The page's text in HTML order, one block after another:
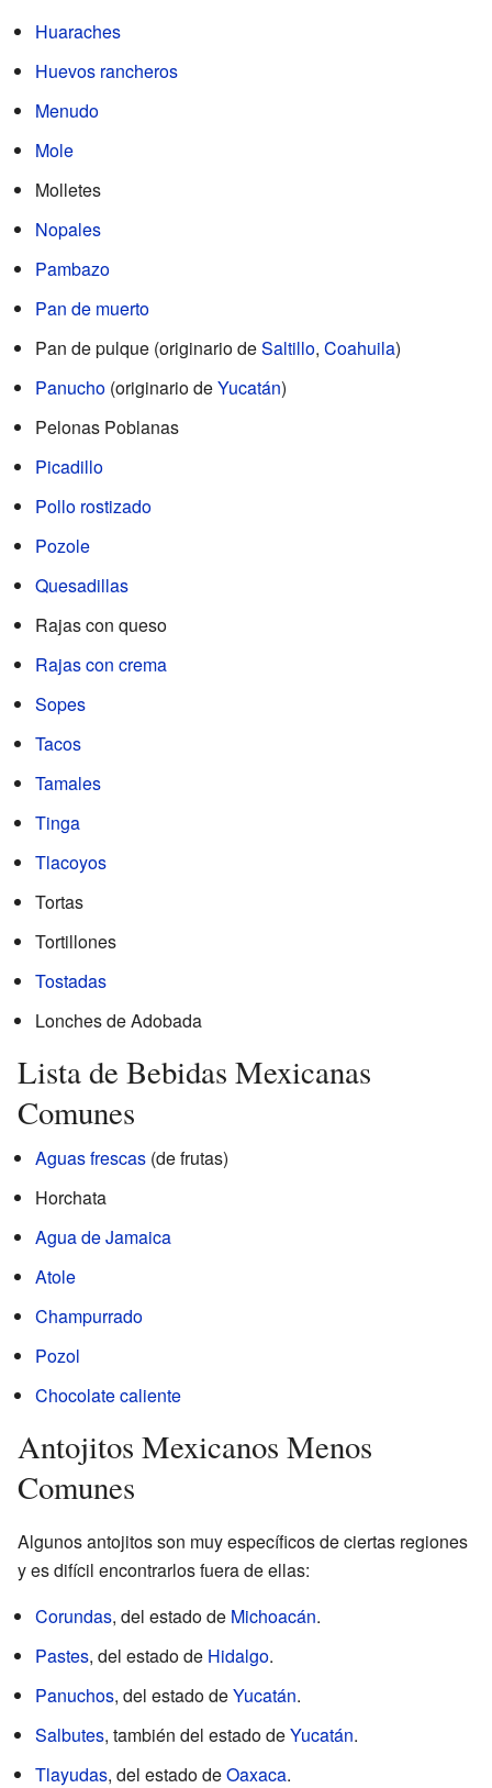
Huaraches
Huevos rancheros
Menudo
Mole
Molletes
Nopales
Pambazo
Pan de muerto
Pan de pulque (originario deSaltillo, Coahuila)
Panucho (originario deYucatán)
Pelonas Poblanas
Picadillo
Pollo rostizado
Pozole
Quesadillas
Rajas con queso
Rajas con crema
Sopes
Tacos
Tamales
Tinga
Tlacoyos
Tortas
Tortillones
Tostadas
Lonches de Adobada
Lista de Bebidas Mexicanas
Comunes
Aguas frescas (de frutas)
Horchata
Agua de Jamaica
Atole
Champurrado
Pozol
Chocolate caliente
Antojitos Mexicanos Menos
Comunes
Algunos antojitos son muy específicos de ciertas regiones
y es difícil encontrarlos fuera de ellas:
Corundas, del estado de Michoacán.
Pastes, del estado de Hidalgo.
Panuchos, del estado deYucatán.
Salbutes, también del estado deYucatán.
Tlayudas, del estado deOaxaca.